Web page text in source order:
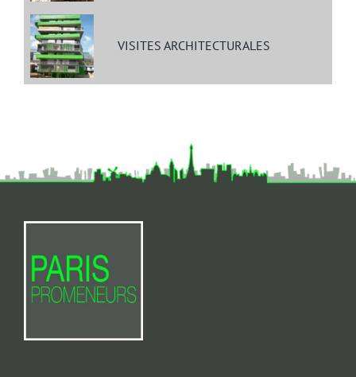
VISITES ARCHITECTURALES